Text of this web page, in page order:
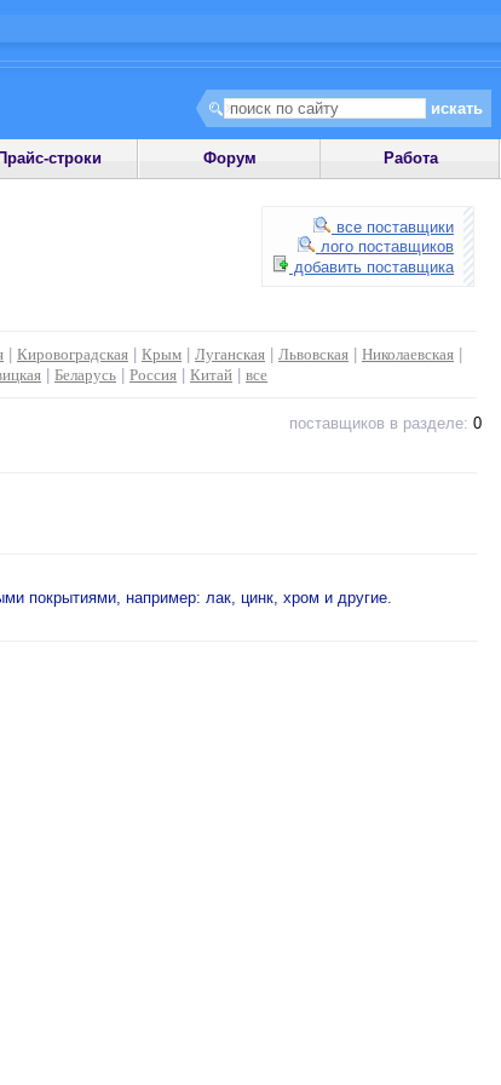
Прайс-строки Форум Работа
все поставщики
лого поставщиков
добавить поставщика
Кировоградская Крым Луганская Львовская Николаевская
Беларусь Россия Китай все
поставщиков в разделе: 0
покрытиями, например: лак, цинк, хром и другие.